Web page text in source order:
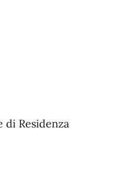
Residenza